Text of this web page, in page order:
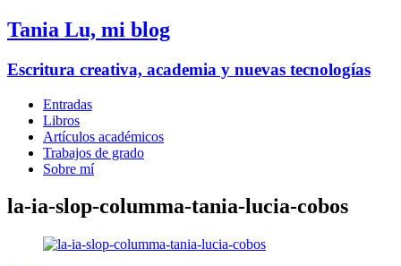
Tania Lu, mi blog
Escritura creativa, academia y nuevas tecnologías
Entradas
Libros
Artículos académicos
Trabajos de grado
Sobre mí
la-ia-slop-columma-tania-lucia-cobos